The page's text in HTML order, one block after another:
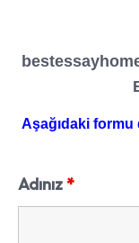
Aşağıdaki formu
Adınız*